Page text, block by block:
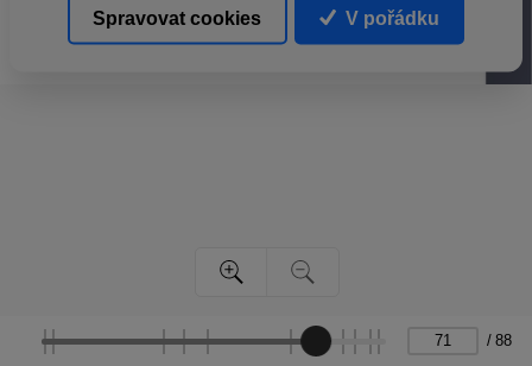
/ 88
Spravovat cookies V pořádku